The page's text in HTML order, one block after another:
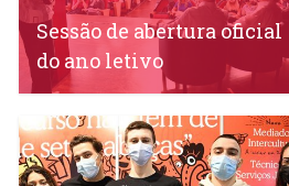
Sessão de abertura oficial
do ano letivo
IDS, 21 Setembro, 2023